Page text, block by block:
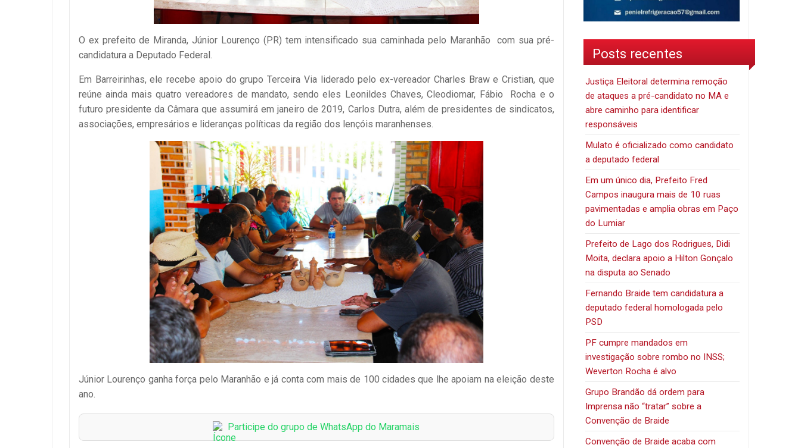
O ex prefeito de Miranda, Júnior Lourenço (PR) tem intensificado sua caminhada pelo Maranhão com sua pré-
candidatura a Deputado Federal.
Em Barreirinhas, ele recebe apoio do grupo Terceira Via liderado pelo ex-vereador Charles Braw e Cristian, que
reúne ainda mais quatro vereadores de mandato, sendo eles Leonildes Chaves, Cleodiomar, Fábio Rocha e o
futuro presidente da Câmara que assumirá em janeiro de 2019, Carlos Dutra, além de presidentes de sindicatos,
associações, empresários e lideranças políticas da região dos lençóis maranhenses.
Júnior Lourenço ganha força pelo Maranhão e já conta com mais de 100 cidades que lhe apoiam na eleição deste
ano.
Participe do grupo de WhatsApp do Maramais
Posts recentes
Justiça Eleitoral determina remoção
de ataques a pré-candidato no MA e
abre caminho para identificar
responsáveis
Mulato é oficializado como candidato
a deputado federal
Em um único dia, Prefeito Fred
Campos inaugura mais de 10 ruas
pavimentadas e amplia obras em Paço
do Lumiar
Prefeito de Lago dos Rodrigues, Didi
Moita, declara apoio a Hilton Gonçalo
na disputa ao Senado
Fernando Braide tem candidatura a
deputado federal homologada pelo
PSD
PF cumpre mandados em
investigação sobre rombo no INSS;
Weverton Rocha é alvo
Grupo Brandão dá ordem para
Imprensa não “tratar” sobre a
Convenção de Braide
Convenção de Braide acaba com